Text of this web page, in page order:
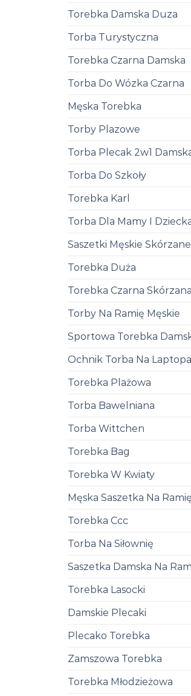
Torebka Damska Duza
Torba Turystyczna
Torebka Czarna Damska
Torba Do Wózka Czarna
Męska Torebka
Torby Plazowe
Torba Plecak 2w1
Torba Do Szkoły
Torebka Karl
Torba Dla Mamy I
Saszetki Męskie Skórzane
Torebka Duża
Torebka Czarna Skórzana
Torby Na Ramię Męskie
Sportowa Torebka
Ochnik Torba Na Laptopa
Torebka Plażowa
Torba Bawelniana
Torba Wittchen
Torebka Bag
Torebka W Kwiaty
Męska Saszetka Na Ramię
Torebka Ccc
Torba Na Siłownię
Saszetka Damska Na
Torebka Lasocki
Damskie Plecaki
Plecako Torebka
Zamszowa Torebka
Torebka Młodzieżowa